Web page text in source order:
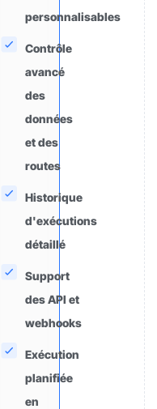
personnalisables
Contrôle
avancé
des
données
et des
routes
Historique
d'exécutions
détaillé
Support
des API et
webhooks
Exécution
planifiée
en